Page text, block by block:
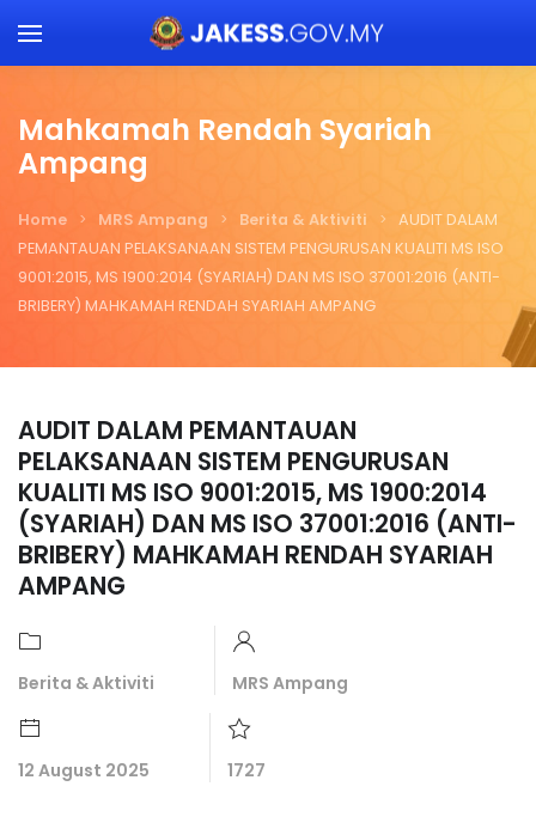
Skip to main content
Mahkamah Rendah Syariah
Ampang
Home MRS Ampang Berita & Aktiviti
AUDIT DALAM
PEMANTAUAN PELAKSANAAN SISTEM PENGURUSAN KUALITI MS ISO
9001:2015, MS 1900:2014 (SYARIAH) DAN MS ISO 37001:2016 (ANTI-
BRIBERY) MAHKAMAH RENDAH SYARIAH AMPANG
AUDIT DALAM PEMANTAUAN
PELAKSANAAN SISTEM PENGURUSAN
KUALITI MS ISO 9001:2015, MS 1900:2014
(SYARIAH) DAN MS ISO 37001:2016 (ANTI-
BRIBERY) MAHKAMAH RENDAH SYARIAH
AMPANG
Berita & Aktiviti MRS Ampang
12 August 2025 1727